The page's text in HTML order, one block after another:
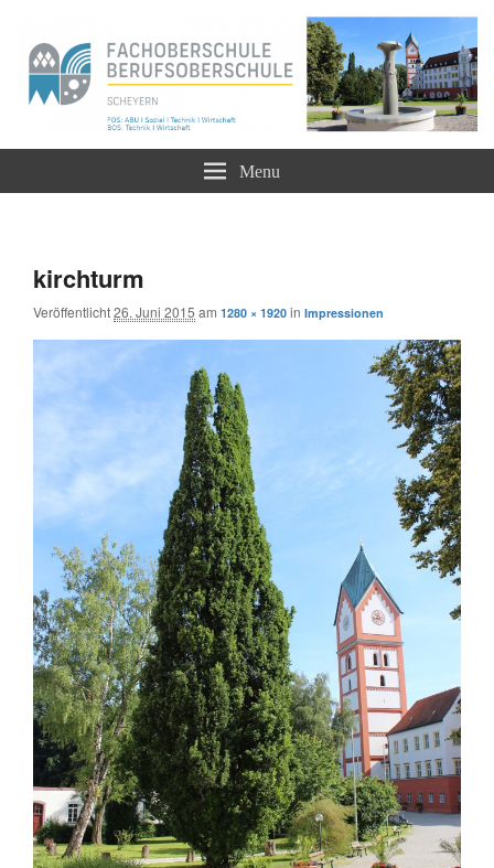
Berufliche Oberschule Scheyern –
FOS BOS
Menu
kirchturm
Veröffentlicht26. Juni 2015 am 1280 × 1920 in Impressionen